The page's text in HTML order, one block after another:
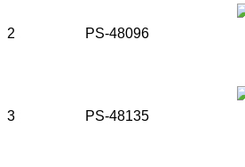
2 PS-48096
3 PS-48135